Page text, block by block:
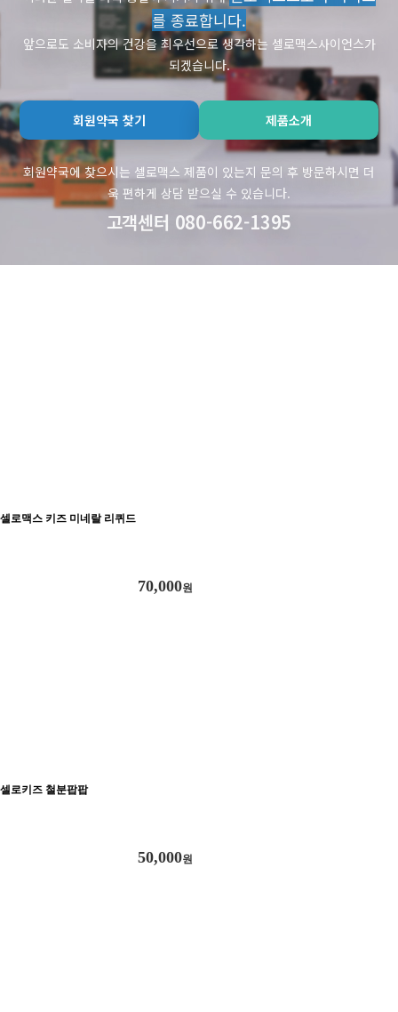
를 종료합니다.
앞으로도 소비자의 건강을 최우선으로 생각하는 셀로맥스사이언스가
되겠습니다.
회원약국 찾기 제품소개
회원약국에 찾으시는 셀로맥스 제품이 있는지 문의 후 방문하시면 더
욱 편하게 상담 받으실 수 있습니다.
고객센터 080-662-1395
셀로맥스 키즈 미네랄 리퀴드
70,000원
셀로키즈 철분팝팝
50,000원